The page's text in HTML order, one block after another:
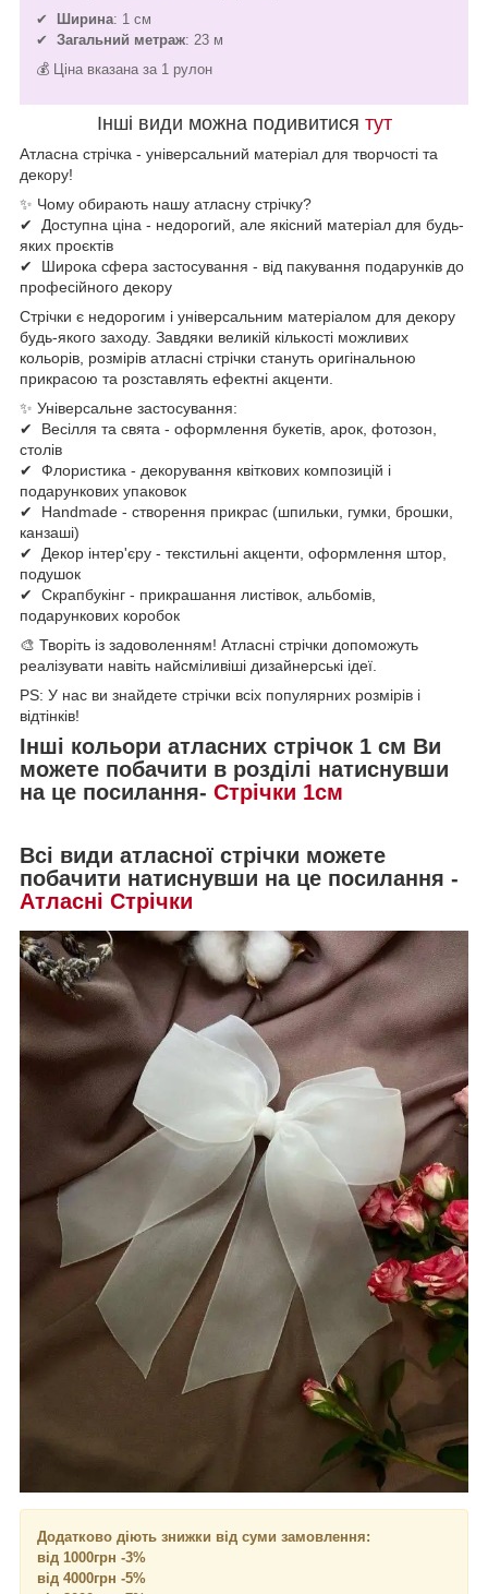
✔
Ширина: 1 см
✔ Загальний метраж: 23 м
💰 Ціна вказана за 1 рулон
Інші види можна подивитися тут
Атласна стрічка - універсальний матеріал для творчості та
декору!
✨ Чому обирають нашу атласну стрічку?
✔ Доступна ціна - недорогий, але якісний матеріал для будь-
яких проєктів
✔ Широка сфера застосування - від пакування подарунків до
професійного декору
Стрічки є недорогим і універсальним матеріалом для декору
будь-якого заходу. Завдяки великій кількості можливих
кольорів, розмірів атласні стрічки стануть оригінальною
прикрасою та розставлять ефектні акценти.
✨ Універсальне застосування:
✔ Весілля та свята - оформлення букетів, арок, фотозон,
столів
✔ Флористика - декорування квіткових композицій і
подарункових упаковок
✔ Handmade - створення прикрас (шпильки, гумки, брошки,
канзаші)
✔ Декор інтер'єру - текстильні акценти, оформлення штор,
подушок
✔ Скрапбукінг - прикрашання листівок, альбомів,
подарункових коробок
🎨 Творіть із задоволенням! Атласні стрічки допоможуть
реалізувати навіть найсміливіші дизайнерські ідеї.
PS: У нас ви знайдете стрічки всіх популярних розмірів і
відтінків!
Інші кольори атласних стрічок 1 см Ви
можете побачити в розділі натиснувши
на це посилання- Стрічки 1см
Всі види атласної стрічки можете
побачити натиснувши на це посилання -
Атласні Стрічки
Додатково діють знижки від суми замовлення:
від 1000грн -3%
від 4000грн -5%